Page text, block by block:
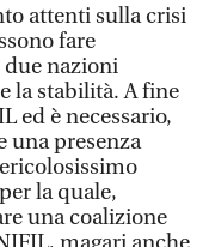
attenti sulla crisi
fare
due nazioni
la stabilità. A fine
ed è necessario,
una presenza
la quale,
una coalizione